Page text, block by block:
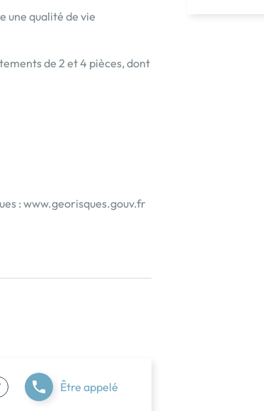
une qualité de vie
de 2 et 4 pièces, dont
: www.georisques.gouv.fr
Être appelé